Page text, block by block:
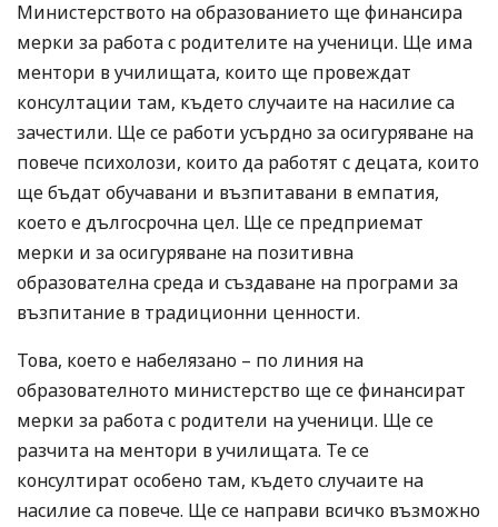
Министерството на образованието ще финансира
мерки за работа с родителите на ученици. Ще има
ментори в училищата, които ще провеждат
консултации там, където случаите на насилие са
зачестили. Ще се работи усърдно за осигуряване на
повече психолози, които да работят с децата, които
ще бъдат обучавани и възпитавани в емпатия,
което е дългосрочна цел. Ще се предприемат
мерки и за осигуряване на позитивна
образователна среда и създаване на програми за
възпитание в традиционни ценности.
Това, което е набелязано – по линия на
образователното министерство ще се финансират
мерки за работа с родители на ученици. Ще се
разчита на ментори в училищата. Те се
консултират особено там, където случаите на
насилие са повече. Ще се направи всичко възможно